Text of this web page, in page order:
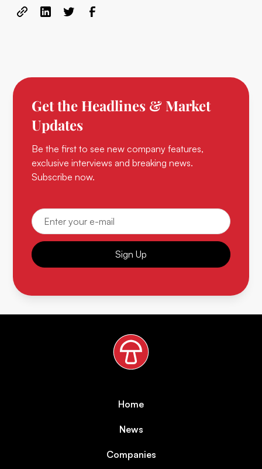
Get the Headlines & Market
Updates
Be the first to see new company features,
exclusive interviews and breaking news.
Subscribe now.
Sign Up
Home
News
Companies